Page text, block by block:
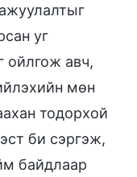
уг
ойлгож авч,
мөн
тодорхой
би сэргэж,
байдлаар